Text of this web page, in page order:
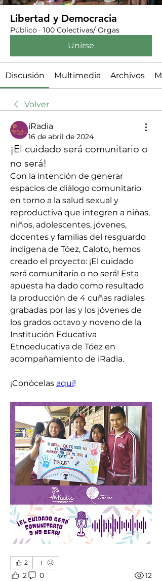
Libertad y Democracia
Público · 100 Colectivas/ Orgas
Unirse
Discusión Multimedia Archivos
Volver
iRadia
16 de abril de 2024
¡El cuidado será comunitario o
no será!
Con la intención de generar
espacios de diálogo comunitario
en torno a la salud sexual y
reproductiva que integren a niñas,
niños, adolescentes, jóvenes,
docentes y familias del resguardo
indígena de Tóez, Caloto, hemos
creado el proyecto: ¡El cuidado
será comunitario o no será! Esta
apuesta ha dado como resultado
la producción de 4 cuñas radiales
grabadas por las y los jóvenes de
los grados octavo y noveno de la
Institución Educativa
Etnoeducativa de Tóez en
acompañamiento de iRadia.
¡Conócelas aquí!
2
2 0 12